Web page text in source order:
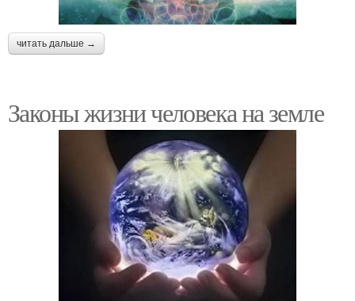
читать дальше →
Законы жизни человека на земле